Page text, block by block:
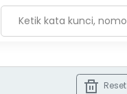
Reset